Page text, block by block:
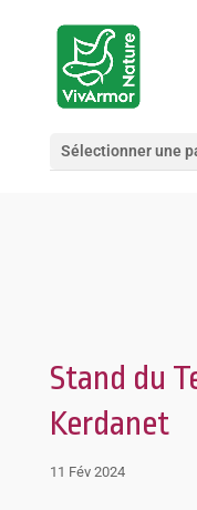
Sélectionner une
Stand du
Kerdanet
11 Fév 2024